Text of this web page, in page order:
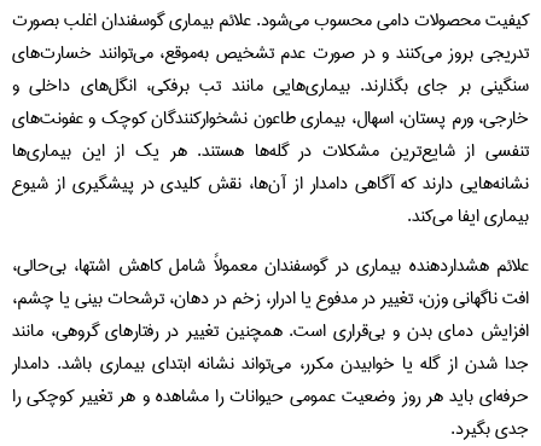
محصولات دامی محسوب می‌شود. علائم بیماری‌ گوسفندان اغلب بصورت
بروز می‌کنند و در صورت عدم تشخیص به‌موقع، می‌توانند خسارت‌های
بر جای بگذارند. بیماری‌هایی مانند تب برفکی، انگل‌های داخلی و
ورم پستان، اسهال، بیماری طاعون نشخوارکنندگان کوچک و عفونت‌های
از شایع‌ترین مشکلات در گله‌ها هستند. هر یک از این بیماری‌ها
دارند که آگاهی دامدار از آن‌ها، نقش کلیدی در پیشگیری از شیوع
ایفا می‌کند.
هشداردهنده بیماری در گوسفندان معمولاً شامل کاهش اشتها، بی‌حالی،
ناگهانی وزن، تغییر در مدفوع یا ادرار، زخم در دهان، ترشحات بینی یا چشم،
دمای بدن و بی‌قراری است. همچنین تغییر در رفتارهای گروهی، مانند
شدن از گله یا خوابیدن مکرر، می‌تواند نشانه ابتدای بیماری باشد. دامدار
باید هر روز وضعیت عمومی حیوانات را مشاهده و هر تغییر کوچکی را
بگیرد.